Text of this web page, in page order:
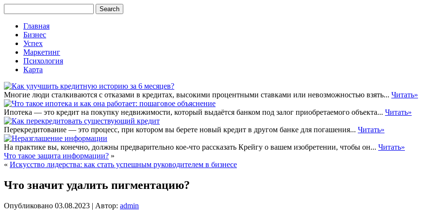
Главная
Бизнес
Успех
Маркетинг
Психология
Карта
Многие люди сталкиваются с отказами в кредитах, высокими процентными ставками или невозможностью взять... Читать»
Ипотека — это кредит на покупку недвижимости, который выдаётся банком под залог приобретаемого объекта... Читать»
Перекредитование — это процесс, при котором вы берете новый кредит в другом банке для погашения... Читать»
На практике вы, конечно, должны предварительно кое-что рассказать Крейгу о вашем изобретении, чтобы он... Читать»
Что такое защита информации? »
« Искусство лидерства: как стать успешным руководителем в бизнесе
Что значит удалить пигментацию?
Опубликовано 03.08.2023 | Автор: admin